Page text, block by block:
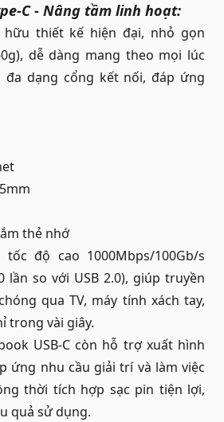
C - Nâng tầm linh hoạt:
hữu thiết kế hiện đại, nhỏ gọn
dễ dàng mang theo mọi lúc
đa dạng cổng kết nối, đáp ứng
thẻ nhớ
độ cao 1000Mbps/100Gb/s
lần so với USB 2.0), giúp truyền
qua TV, máy tính xách tay,
trong vài giây.
USB-C còn hỗ trợ xuất hình
ứng nhu cầu giải trí và làm việc
thời tích hợp sạc pin tiện lợi,
quả sử dụng.